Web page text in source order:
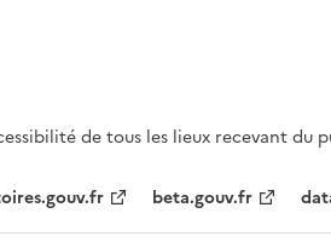
de tous les lieux recevant
beta.gouv.fr